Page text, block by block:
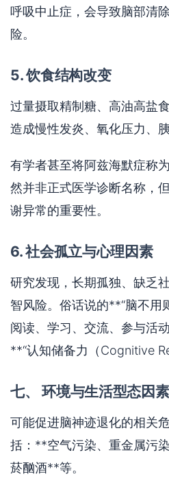
呼吸中止症，会导致脑部清
险。
5. 饮食结构改变
过量摄取精制糖、高油高盐
造成慢性发炎、氧化压力、
有学者甚至将阿兹海默症称为
然并非正式医学诊断名称，
谢异常的重要性。
6. 社会孤立与心理因素
研究发现，长期孤独、缺乏
智风险。俗话说的**“脑不用
阅读、学习、交流、参与活
**“认知储备力（Cognitive
七、 环境与生活型态因素
可能促进脑神迹退化的相关
括：**空气污染、重金属污
菸酗酒**等。